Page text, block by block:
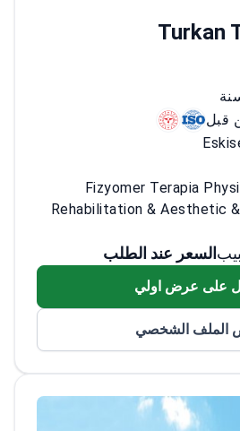
Turkan
قبل
Fizyomer Terapia
Rehabilitation & Aesthetic
السعر عند الطلب
على عرض اولي
الملف الشخصي